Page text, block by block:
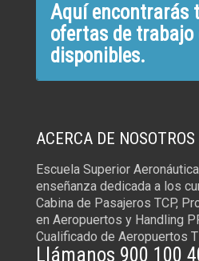
Aquí encontrarás
ofertas de trabajo
disponibles.
ACERCA DE NOSOTROS
Escuela Superior
enseñanza dedicada a los
Cabina de Pasajeros TCP,
en Aeropuertos y Handling
Cualificado de Aeropuertos
Llámanos 900 100